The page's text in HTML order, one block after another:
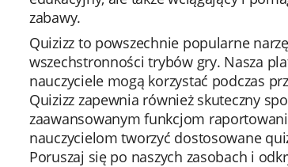
zabawy.
Quizizz to powszechnie popularne
wszechstronności trybów gry. Nasza
nauczyciele mogą korzystać podczas
Quizizz zapewnia również skuteczny
zaawansowanym funkcjom
nauczycielom tworzyć dostosowane
Poruszaj się po naszych zasobach i